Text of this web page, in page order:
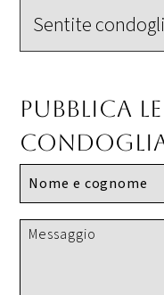
Sentite
Pubblica